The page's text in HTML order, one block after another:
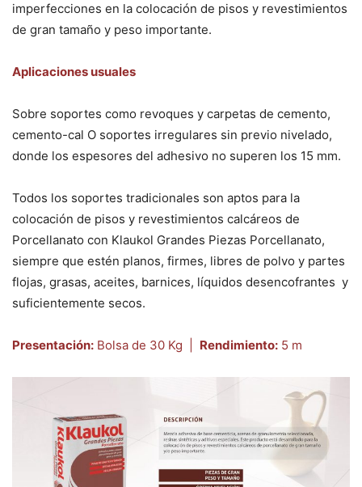
imperfecciones en la colocación de pisos y revestimientos
de gran tamaño y peso importante.
Aplicaciones usuales
Sobre soportes como revoques y carpetas de cemento,
cemento-cal O soportes irregulares sin previo nivelado,
donde los espesores del adhesivo no superen los 15 mm.
Todos los soportes tradicionales son aptos para la
colocación de pisos y revestimientos calcáreos de
Porcellanato con Klaukol Grandes Piezas Porcellanato,
siempre que estén planos, firmes, libres de polvo y partes
flojas, grasas, aceites, barnices, líquidos desencofrantes y
suficientemente secos.
Presentación: Bolsa de 30 Kg | Rendimiento: 5 m